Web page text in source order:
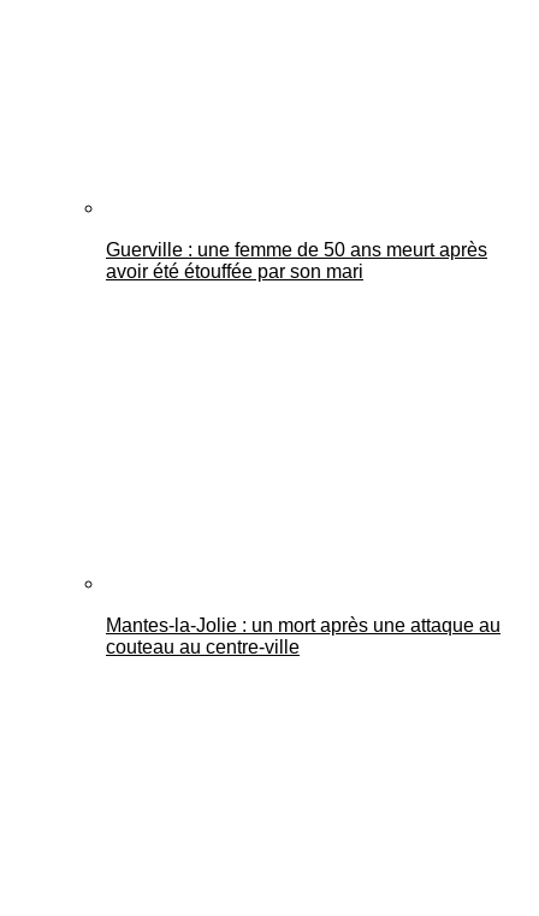
Guerville : une femme de 50 ans meurt après
avoir été étouffée par son mari
Mantes-la-Jolie : un mort après une attaque au
couteau au centre-ville